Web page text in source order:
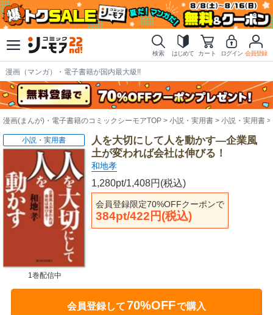
検索 はじめて カート ログイン 会員登録
漫画（マンガ）・電子書籍が国内最大級!!
漫画(まんが)・電子書籍のコミックシーモアTOP 小説・実用書 小説・実用書
人を大切にして人を動かす―企業風
土が変われば会社は伸びる！
和地孝
1,280pt/1,408円(税込)
会員登録限定70%OFFクーポンで
384pt/422円(税込)
小説・実用書
1巻配信中
会員登録して70%OFFで購入